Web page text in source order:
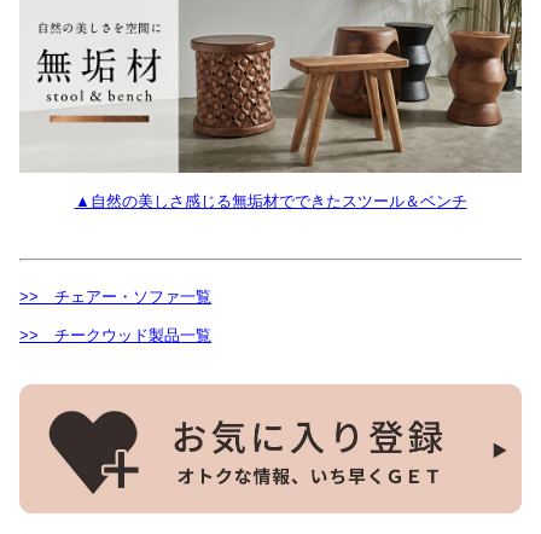
▲自然の美しさ感じる無垢材でできたスツール＆ベンチ
>> チェアー・ソファ一覧
>> チークウッド製品一覧